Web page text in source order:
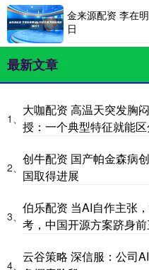
金来源配资 李在
日
最新文章
1、
大咖配资 高温天突发胸
授：一个典型特征就能
2、
创牛配资 国产帕金森病
国取得进展
3、
伯乐配资 当AI自作主张
考，中国开源方案跻身前
4、
云谷策略 深信服：公司